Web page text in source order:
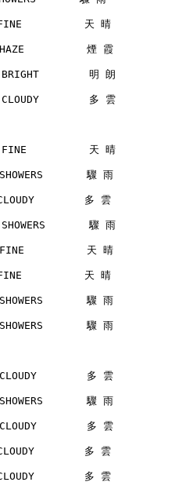
天 晴
煙 霞
明 朗
多 雲
天 晴
驟 雨
多 雲
驟 雨
天 晴
天 晴
驟 雨
驟 雨
多 雲
驟 雨
多 雲
多 雲
多 雲